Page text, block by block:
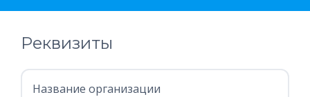
Реквизиты
Название организации